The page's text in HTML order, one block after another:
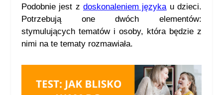
Podobnie jest z doskonaleniem językau dzieci.
Potrzebują one dwóch elementów:
stymulujących tematów i osoby, która będzie z
nimi na te tematy rozmawiała.